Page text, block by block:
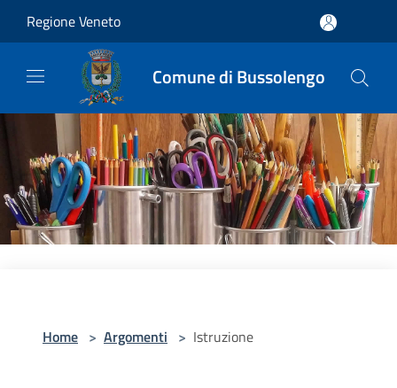
Regione Veneto
Comune di Bussolengo
Home > Argomenti > Istruzione